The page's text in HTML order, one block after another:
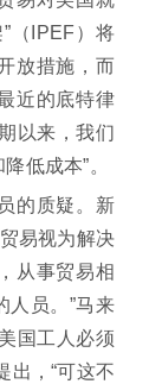
（IPEF）将
放措施，而
近的底特律
以来，我们
低成本”。
的质疑。新
易视为解决
从事贸易相
人员。”马来
国工人必须
出，“可这不